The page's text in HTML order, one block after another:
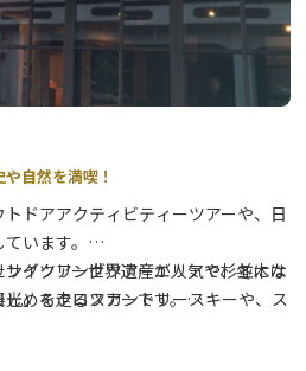
】★要事前予約★
8月24日（日）
日）/ 10月5日（日）
公害バス利用）
小人2,500円（税込）
あり
絡差し上げます。
す。車などに十分注意してくださ
プ効果や安全面から一般の方の立ち
自然を満喫！
ドアアクティビティーツアーや、日
います。
イクリングツアーが人気で、冬には
めるクロスカントリースキーや、ス
ーも開催しています。
グツアー世界遺産エリアや杉並木な
」を走るツアーです。